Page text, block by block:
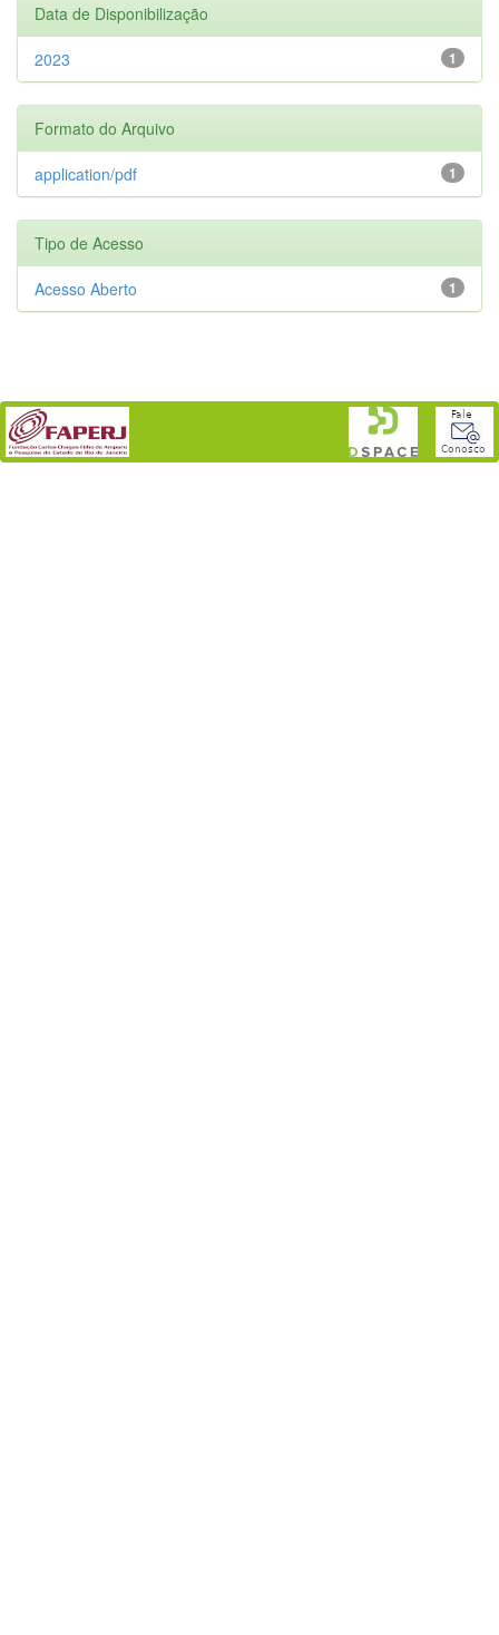
Data de Disponibilização
1
2023
Formato do Arquivo
1
application/pdf
Tipo de Acesso
1
Acesso Aberto